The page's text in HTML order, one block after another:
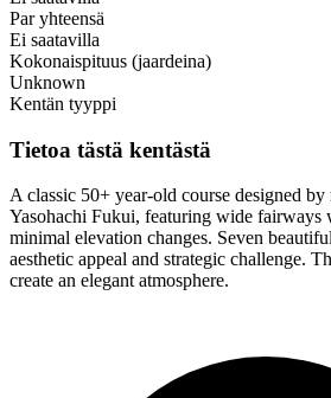
Par yhteensä
Ei saatavilla
Kokonaispituus (jaardeina)
Unknown
Kentän tyyppi
Tietoa tästä kentästä
A classic 50+ year-old course designed
Yasohachi Fukui, featuring wide fairways
minimal elevation changes. Seven
aesthetic appeal and strategic challenge.
create an elegant atmosphere.